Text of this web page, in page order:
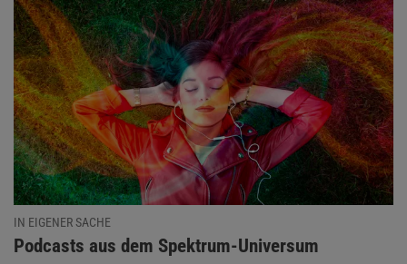
IN EIGENER SACHE
:
Podcasts aus dem Spektrum-Universum